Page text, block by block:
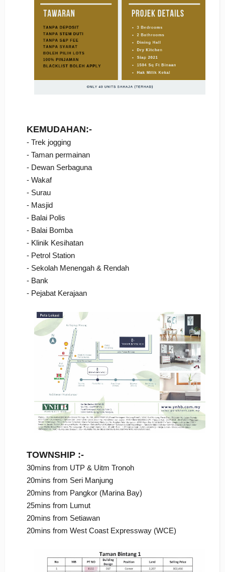
KEMUDAHAN:-
- Trek jogging
- Taman permainan
- Dewan Serbaguna
- Wakaf
- Surau
- Masjid
- Balai Polis
- Balai Bomba
- Klinik Kesihatan
- Petrol Station
- Sekolah Menengah & Rendah
- Bank
- Pejabat Kerajaan
TOWNSHIP :-
30mins from UTP & Uitm Tronoh
20mins from Seri Manjung
20mins from Pangkor (Marina Bay)
25mins from Lumut
20mins from Setiawan
20mins from West Coast Expressway (WCE)